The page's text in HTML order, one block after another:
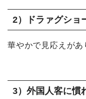
2）ドラァグショ
華やかで見応えがあ
3）外国人客に慣